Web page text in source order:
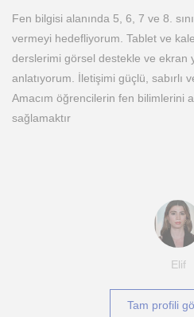
Fen bilgisi alanında 5, 6, 7 ve 8.
vermeyi hedefliyorum. Tablet ve
derslerimi görsel destekle ve ekran
anlatıyorum. İletişimi güçlü, sabırlı
Amacım öğrencilerin fen bilimlerini
sağlamaktır
Elif
Tam profili